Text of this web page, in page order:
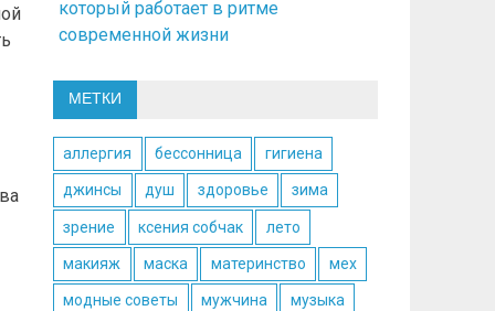
который работает в ритме
современной жизни
МЕТКИ
аллергия бессонница гигиена
джинсы душ здоровье зима
зрение ксения собчак лето
макияж маска материнство мех
модные советы мужчина музыка